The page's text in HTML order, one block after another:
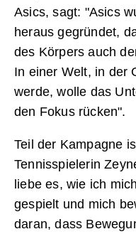
Asics, sagt: "Asics
heraus gegründet,
des Körpers auch
In einer Welt, in der
werde, wolle das
den Fokus rücken".
Teil der Kampagne
Tennisspielerin
liebe es, wie ich
gespielt und mich
daran, dass